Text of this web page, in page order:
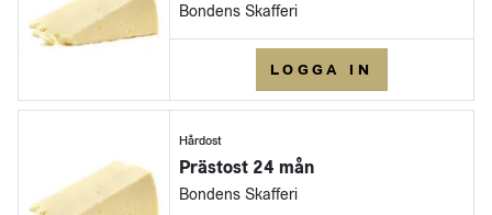
Bondens Skafferi
LOGGA IN
Hårdost
Prästost 24 mån
Bondens Skafferi